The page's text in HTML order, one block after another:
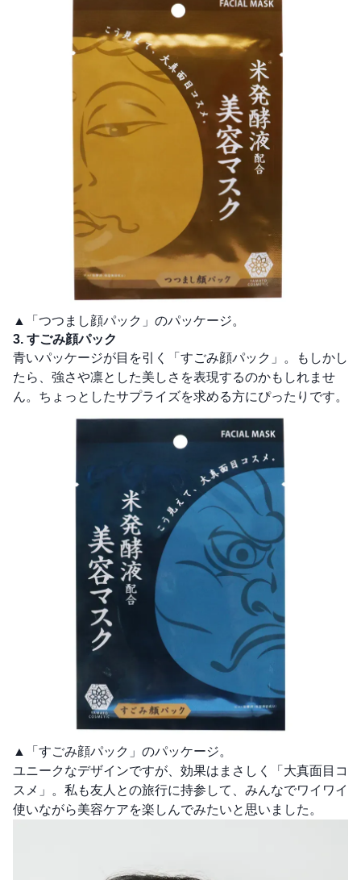
▲「つつまし顔パック」のパッケージ。
3. すごみ顔パック
青いパッケージが目を引く「すごみ顔パック」。もしかし
たら、強さや凛とした美しさを表現するのかもしれませ
ん。ちょっとしたサプライズを求める方にぴったりです。
▲「すごみ顔パック」のパッケージ。
ユニークなデザインですが、効果はまさしく「大真面目コ
スメ」。私も友人との旅行に持参して、みんなでワイワイ
使いながら美容ケアを楽しんでみたいと思いました。